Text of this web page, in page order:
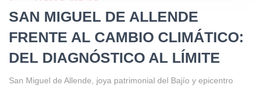
SAN MIGUEL DE ALLENDE
FRENTE AL CAMBIO CLIMÁTICO:
DEL DIAGNÓSTICO AL LÍMITE
San Miguel de Allende, joya patrimonial del Bajío y epicentro